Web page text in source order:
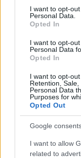
consent section.
I want to opt-
Personal Data.
Opted In
I want to opt-
Personal Data
Opted In
I want to opt-
Retention,
Personal Data
Purposes for
Opted Out
Google
I want to allow
related to
Η Toyota φέρνει νέα
μπαταριών για τα
Νέο Audi A2 e-tron
αποδοτικότητας